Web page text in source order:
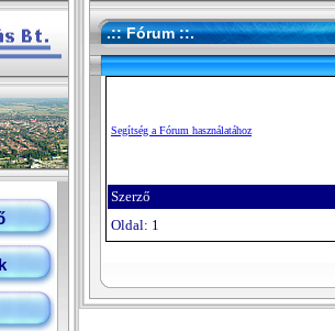
.:: Fórum ::.
Segítség a Fórum használatához
Szerző
Oldal: 1